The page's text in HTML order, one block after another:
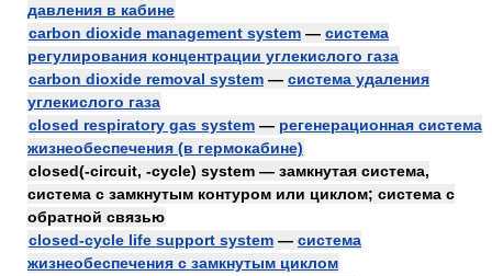
давления в кабине
carbon dioxide management system — система
регулирования концентрации углекислого газа
carbon dioxide removal system — система удаления
углекислого газа
closed respiratory gas system — регенерационная система
жизнеобеспечения (в гермокабине)
closed(-circuit, -cycle) system — замкнутая система,
система с замкнутым контуром или циклом; система с
обратной связью
closed-cycle life support system — система
жизнеобеспечения с замкнутым циклом